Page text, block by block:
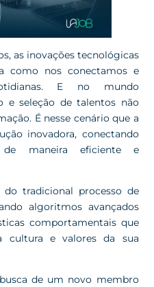
as inovações tecnológicas
como nos conectamos e
E no mundo
e seleção de talentos não
É nesse cenário que a
inovadora, conectando
de maneira eficiente e
tradicional processo de
algoritmos avançados
comportamentais que
cultura e valores da sua
de um novo membro